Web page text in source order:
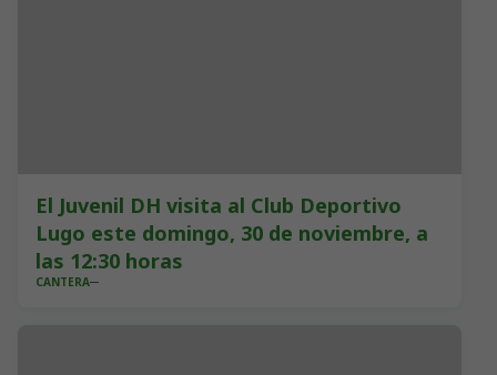
El Juvenil DH visita al Club Deportivo
Lugo este domingo, 30 de noviembre, a
las 12:30 horas
CANTERA